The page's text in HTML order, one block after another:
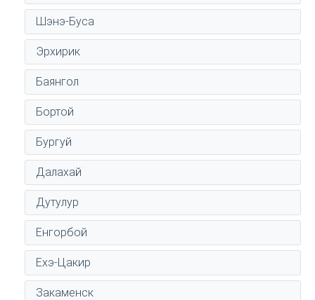
Шэнэ-Буса
Эрхирик
Баянгол
Бортой
Бургуй
Далахай
Дутулур
Енгорбой
Ехэ-Цакир
Закаменск